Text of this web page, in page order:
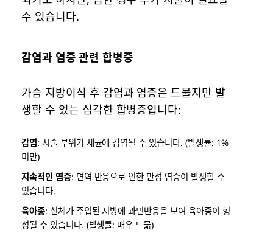
수 있습니다.
감염과 염증 관련 합병증
가슴 지방이식 후 감염과 염증은 드물지만 발
생할 수 있는 심각한 합병증입니다:
감염: 시술 부위가 세균에 감염될 수 있습니다. (발생률: 1%
미만)
지속적인 염증: 면역 반응으로 인한 만성 염증이 발생할 수
있습니다.
육아종: 신체가 주입된 지방에 과민반응을 보여 육아종이 형
성될 수 있습니다. (발생률: 매우 드묾)